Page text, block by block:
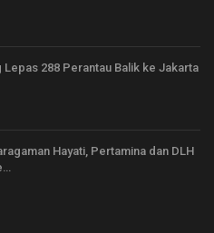
Lepas 288 Perantau Balik ke Jakarta
Hayati, Pertamina dan DLH